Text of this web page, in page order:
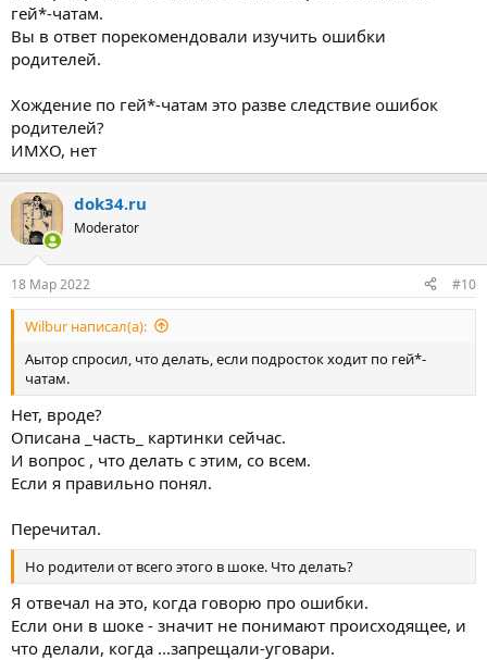
гей*-чатам.
Вы в ответ порекомендовали изучить ошибки
родителей.
Хождение по гей*-чатам это разве следствие ошибок
родителей?
ИМХО, нет
dok34.ru
Moderator
18 Мар 2022 #10
Wilbur написал(а):
Аытор спросил, что делать, если подросток ходит по гей*-
чатам.
Нет, вроде?
Описана _часть_ картинки сейчас.
И вопрос , что делать с этим, со всем.
Если я правильно понял.
Перечитал.
Но родители от всего этого в шоке. Что делать?
Я отвечал на это, когда говорю про ошибки.
Если они в шоке - значит не понимают происходящее, и
что делали, когда ...запрещали-уговари.